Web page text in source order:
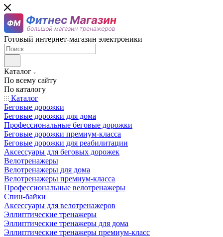
Готовый интернет-магазин электроники
Каталог
По всему сайту
По каталогу
Каталог
Беговые дорожки
Беговые дорожки для дома
Профессиональные беговые дорожки
Беговые дорожки премиум-класса
Беговые дорожки для реабилитации
Аксессуары для беговых дорожек
Велотренажеры
Велотренажеры для дома
Велотренажеры премиум-класса
Профессиональные велотренажеры
Спин-байки
Аксессуары для велотренажеров
Эллиптические тренажеры
Эллиптические тренажеры для дома
Эллиптические тренажеры премиум-класс